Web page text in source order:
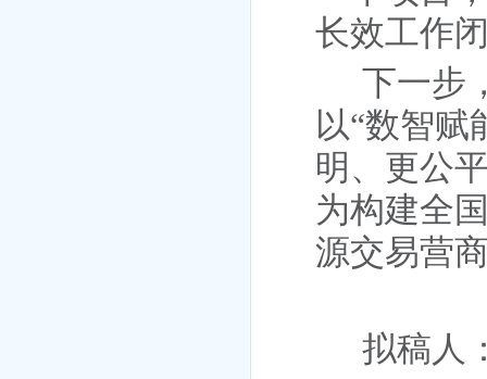
长效工作
下一步
以“数智赋
明、更公
为构建全
源交易营
拟稿人